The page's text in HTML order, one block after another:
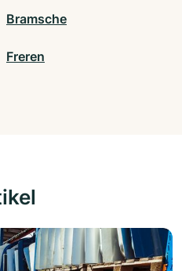
Bramsche
Freren